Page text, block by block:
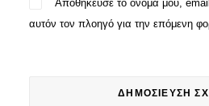
Αποθήκευσε το όνομά μου,
αυτόν τον πλοηγό για την επόμενη